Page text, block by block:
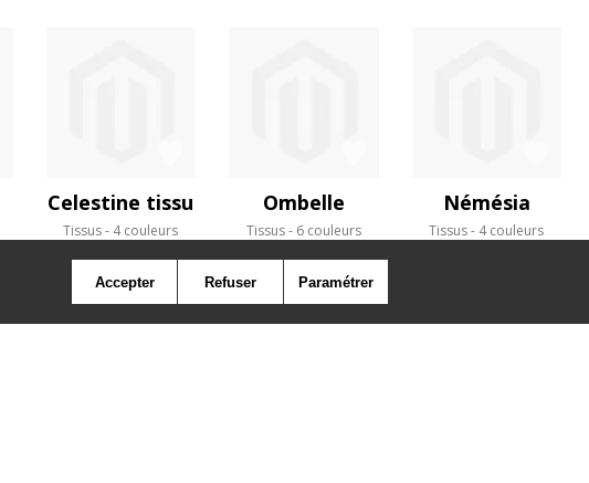
Celestine tissu
Tissus 4 couleurs
Ombelle
Tissus 6 couleurs
Némésia
Tissus 4 couleurs
Accepter Refuser Paramétrer